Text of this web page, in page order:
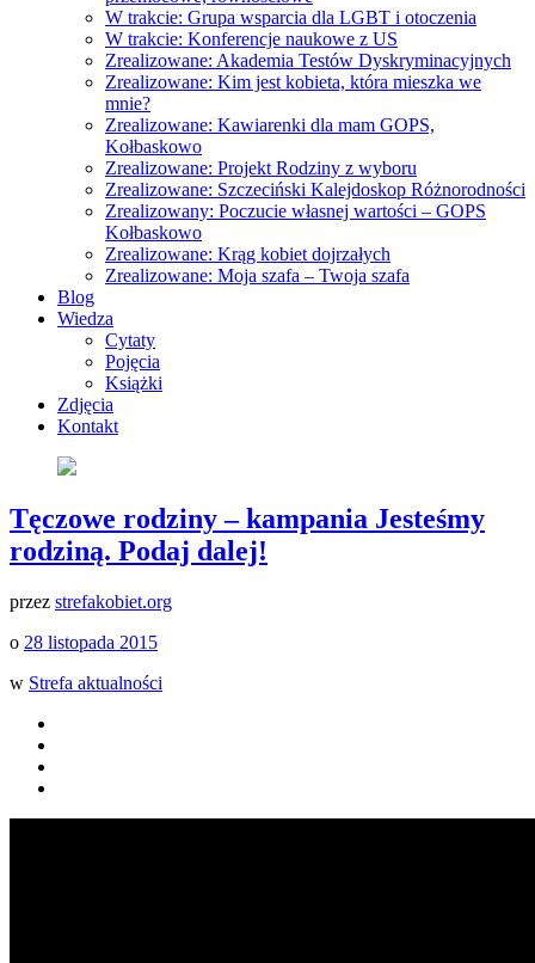
W trakcie: Grupa wsparcia dla LGBT i otoczenia
W trakcie: Konferencje naukowe z US
Zrealizowane: Akademia Testów Dyskryminacyjnych
Zrealizowane: Kim jest kobieta, która mieszka we
mnie?
Zrealizowane: Kawiarenki dla mam GOPS,
Kołbaskowo
Zrealizowane: Projekt Rodziny z wyboru
Zrealizowane: Szczeciński Kalejdoskop Różnorodności
Zrealizowany: Poczucie własnej wartości – GOPS
Kołbaskowo
Zrealizowane: Krąg kobiet dojrzałych
Zrealizowane: Moja szafa – Twoja szafa
Blog
Wiedza
Cytaty
Pojęcia
Książki
Zdjęcia
Kontakt
Tęczowe rodziny – kampania Jesteśmy
rodziną. Podaj dalej!
przez strefakobiet.org
o 28 listopada 2015
w Strefa aktualności